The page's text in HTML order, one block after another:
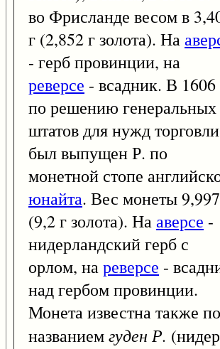
во Фрисланде весом в
г (2,852 г золота). На
- герб провинции, на
реверсе - всадник. В 1606
по решению генеральных
штатов для нужд торговли
был выпущен Р. по
монетной стопе
юнайта. Вес монеты
(9,2 г золота). Нааверсе -
нидерландский герб с
орлом, нареверсе -
над гербом провинции.
Монета известна также
названиемгуден Р.